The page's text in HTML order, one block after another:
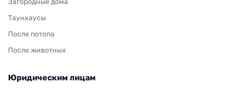
Загородные дома
Таунхаусы
После потопа
После животных
Юридическим лицам